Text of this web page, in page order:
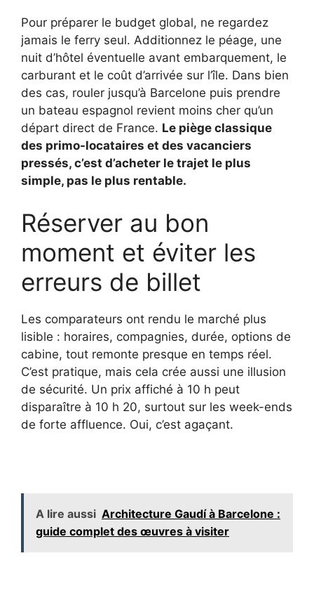
Pour préparer le budget global, ne regardez
jamais le ferry seul. Additionnez le péage, une
nuit d’hôtel éventuelle avant embarquement, le
carburant et le coût d’arrivée sur l’île. Dans bien
des cas, rouler jusqu’à Barcelone puis prendre
un bateau espagnol revient moins cher qu’un
départ direct de France. Le piège classique
des primo-locataires et des vacanciers
pressés, c’est d’acheter le trajet le plus
simple, pas le plus rentable.
Réserver au bon
moment et éviter les
erreurs de billet
Les comparateurs ont rendu le marché plus
lisible : horaires, compagnies, durée, options de
cabine, tout remonte presque en temps réel.
C’est pratique, mais cela crée aussi une illusion
de sécurité. Un prix affiché à 10 h peut
disparaître à 10 h 20, surtout sur les week-ends
de forte affluence. Oui, c’est agaçant.
A lire aussi Architecture Gaudí à Barcelone :
guide complet des œuvres à visiter